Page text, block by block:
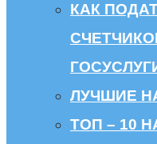
КАК
ЛУЧШИЕ
ТОП – 10